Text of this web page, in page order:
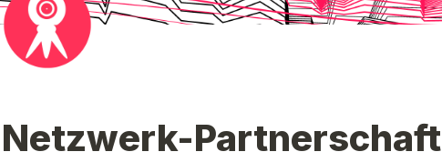
Netzwerk-Partnerschaft